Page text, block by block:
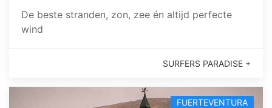
De beste stranden, zon, zee én altijd perfecte
wind
SURFERS PARADISE +
FUERTEVENTURA